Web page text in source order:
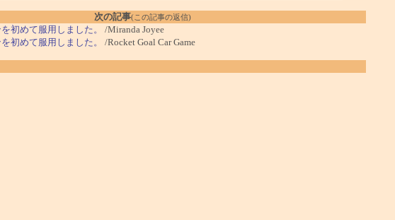
次の記事(この記事の返信)
初めて服用しました。
/Miranda Joyee
初めて服用しました。
/Rocket Goal Car Game